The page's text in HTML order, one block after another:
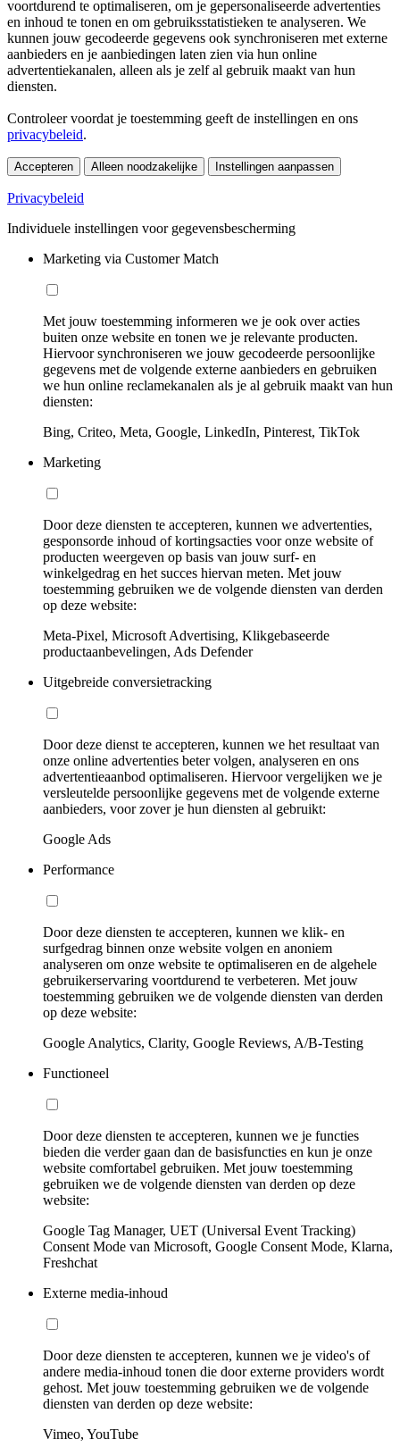
voortdurend te optimaliseren, om je gepersonaliseerde advertenties
en inhoud te tonen en om gebruiksstatistieken te analyseren. We
kunnen jouw gecodeerde gegevens ook synchroniseren met externe
aanbieders en je aanbiedingen laten zien via hun online
advertentiekanalen, alleen als je zelf al gebruik maakt van hun
diensten.
Controleer voordat je toestemming geeft de instellingen en ons
privacybeleid.
Accepteren Alleen noodzakelijke Instellingen aanpassen
Privacybeleid
Individuele instellingen voor gegevensbescherming
Marketing via Customer Match
Met jouw toestemming informeren we je ook over acties
buiten onze website en tonen we je relevante producten.
Hiervoor synchroniseren we jouw gecodeerde persoonlijke
gegevens met de volgende externe aanbieders en gebruiken
we hun online reclamekanalen als je al gebruik maakt van hun
diensten:
Bing, Criteo, Meta, Google, LinkedIn, Pinterest, TikTok
Marketing
Door deze diensten te accepteren, kunnen we advertenties,
gesponsorde inhoud of kortingsacties voor onze website of
producten weergeven op basis van jouw surf- en
winkelgedrag en het succes hiervan meten. Met jouw
toestemming gebruiken we de volgende diensten van derden
op deze website:
Meta-Pixel, Microsoft Advertising, Klikgebaseerde
productaanbevelingen, Ads Defender
Uitgebreide conversietracking
Door deze dienst te accepteren, kunnen we het resultaat van
onze online advertenties beter volgen, analyseren en ons
advertentieaanbod optimaliseren. Hiervoor vergelijken we je
versleutelde persoonlijke gegevens met de volgende externe
aanbieders, voor zover je hun diensten al gebruikt:
Google Ads
Performance
Door deze diensten te accepteren, kunnen we klik- en
surfgedrag binnen onze website volgen en anoniem
analyseren om onze website te optimaliseren en de algehele
gebruikerservaring voortdurend te verbeteren. Met jouw
toestemming gebruiken we de volgende diensten van derden
op deze website:
Google Analytics, Clarity, Google Reviews, A/B-Testing
Functioneel
Door deze diensten te accepteren, kunnen we je functies
bieden die verder gaan dan de basisfuncties en kun je onze
website comfortabel gebruiken. Met jouw toestemming
gebruiken we de volgende diensten van derden op deze
website:
Google Tag Manager, UET (Universal Event Tracking)
Consent Mode van Microsoft, Google Consent Mode, Klarna,
Freshchat
Externe media-inhoud
Door deze diensten te accepteren, kunnen we je video's of
andere media-inhoud tonen die door externe providers wordt
gehost. Met jouw toestemming gebruiken we de volgende
diensten van derden op deze website:
Vimeo, YouTube